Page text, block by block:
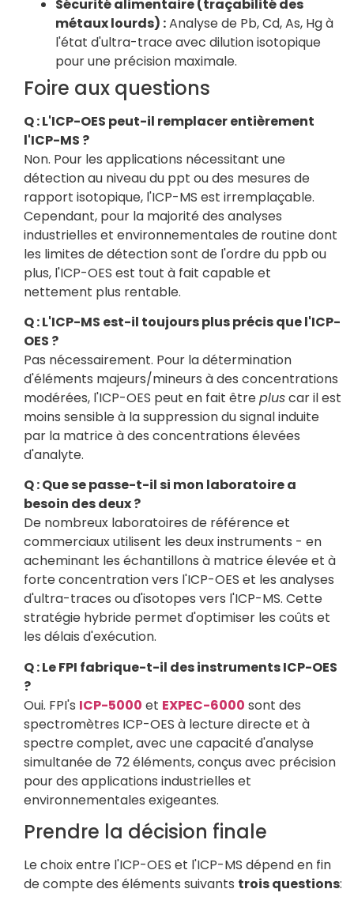
Sécurité alimentaire (traçabilité des
métaux lourds) :Analyse de Pb, Cd, As, Hg à
l'état d'ultra-trace avec dilution isotopique
pour une précision maximale.
Foire aux questions
Q : L'ICP-OES peut-il remplacer entièrement
l'ICP-MS ?
Non. Pour les applications nécessitant une
détection au niveau du ppt ou des mesures de
rapport isotopique, l'ICP-MS est irremplaçable.
Cependant, pour la majorité des analyses
industrielles et environnementales de routine dont
les limites de détection sont de l'ordre du ppb ou
plus, l'ICP-OES est tout à fait capable et
nettement plus rentable.
Q : L'ICP-MS est-il toujours plus précis que l'ICP-
OES ?
Pas nécessairement. Pour la détermination
d'éléments majeurs/mineurs à des concentrations
modérées, l'ICP-OES peut en fait êtrepluscar il est
moins sensible à la suppression du signal induite
par la matrice à des concentrations élevées
d'analyte.
Q : Que se passe-t-il si mon laboratoire a
besoin des deux ?
De nombreux laboratoires de référence et
commerciaux utilisent les deux instruments - en
acheminant les échantillons à matrice élevée et à
forte concentration vers l'ICP-OES et les analyses
d'ultra-traces ou d'isotopes vers l'ICP-MS. Cette
stratégie hybride permet d'optimiser les coûts et
les délais d'exécution.
Q : Le FPI fabrique-t-il des instruments ICP-OES
?
Oui. FPI's ICP-5000 et EXPEC-6000 sont des
spectromètres ICP-OES à lecture directe et à
spectre complet, avec une capacité d'analyse
simultanée de 72 éléments, conçus avec précision
pour des applications industrielles et
environnementales exigeantes.
Prendre la décision finale
Le choix entre l'ICP-OES et l'ICP-MS dépend en fin
de compte des éléments suivants trois questions: